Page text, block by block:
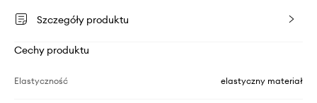
Szczegóły produktu
Cechy produktu
Elastyczność elastyczny materiał